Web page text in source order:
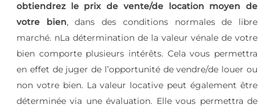
obtiendrez le prix de vente/de location moyen de
votre bien, dans des conditions normales de libre
marché. nLa détermination de la valeur vénale de votre
bien comporte plusieurs intérêts. Cela vous permettra
en effet de juger de l’opportunité de vendre/de louer ou
non votre bien. La valeur locative peut également être
déterminée via une évaluation. Elle vous permettra de